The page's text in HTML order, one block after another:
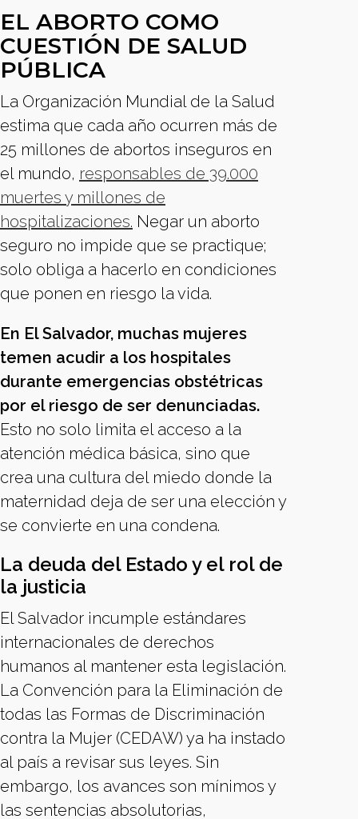
EL ABORTO COMO
CUESTIÓN DE SALUD
PÚBLICA
La Organización Mundial de la Salud
estima que cada año ocurren más de
25 millones de abortos inseguros en
el mundo, responsables de 39.000
muertes y millones de
hospitalizaciones. Negar un aborto
seguro no impide que se practique;
solo obliga a hacerlo en condiciones
que ponen en riesgo la vida.
En El Salvador, muchas mujeres
temen acudir a los hospitales
durante emergencias obstétricas
por el riesgo de ser denunciadas.
Esto no solo limita el acceso a la
atención médica básica, sino que
crea una cultura del miedo donde la
maternidad deja de ser una elección y
se convierte en una condena.
La deuda del Estado y el rol de
la justicia
El Salvador incumple estándares
internacionales de derechos
humanos al mantener esta legislación.
La Convención para la Eliminación de
todas las Formas de Discriminación
contra la Mujer (CEDAW) ya ha instado
al país a revisar sus leyes. Sin
embargo, los avances son mínimos y
las sentencias absolutorias,